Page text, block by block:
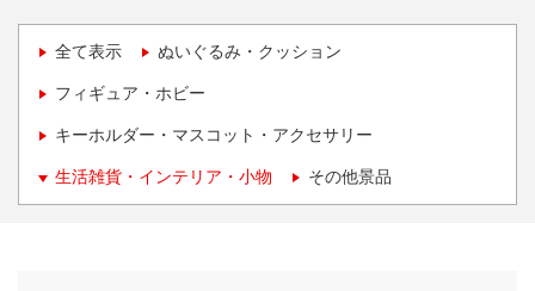
全て表示 ぬいぐるみ・クッション
フィギュア・ホビー
キーホルダー・マスコット・アクセサリー
生活雑貨・インテリア・小物 その他景品